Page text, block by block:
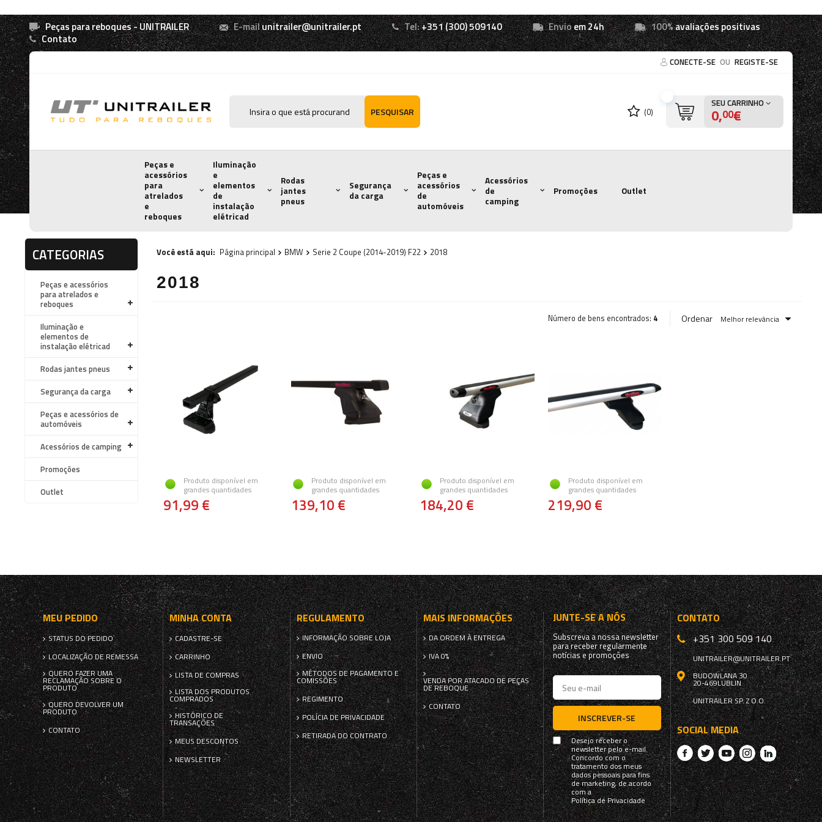
Peças para reboques - UNITRAILER E-mailunitrailer@unitrailer.pt Tel:+351 (300) 509140 Envioem 24h 100%avaliações positivas
Contato
CONECTE-SE OU REGISTE-SE
PESQUISAR (0)
SEU CARRINHO
0,00€
Peças e
acessórios
para
atrelados
e
reboques
Iluminação
e
elementos
de
instalação
elétricad
Rodas
jantes
pneus
Segurança
da carga
Peças e
acessórios
de
automóveis
Acessórios
de
camping
Promoções Outlet
CATEGORIAS
Peças e acessórios
para atrelados e
reboques
Iluminação e
elementos de
instalação elétricad
Rodas jantes pneus
Segurança da carga
Peças e acessórios de
automóveis
Acessórios de camping
Promoções
Outlet
Você está aqui: Página principal BMW Serie 2 Coupe (2014-2019) F22 2018
2018
Número de bens encontrados: 4 Ordenar Melhor relevância
Produto disponível em
grandes quantidades
91,99 €
Produto disponível em
grandes quantidades
139,10 €
Produto disponível em
grandes quantidades
184,20 €
Produto disponível em
grandes quantidades
219,90 €
MEU PEDIDO
STATUS DO PEDIDO
LOCALIZAÇÃO DE REMESSA
QUERO FAZER UMA
RECLAMAÇÃO SOBRE O
PRODUTO
QUERO DEVOLVER UM
PRODUTO
CONTATO
MINHA CONTA
CADASTRE-SE
CARRINHO
LISTA DE COMPRAS
LISTA DOS PRODUTOS
COMPRADOS
HISTÓRICO DE
TRANSAÇÕES
MEUS DESCONTOS
NEWSLETTER
REGULAMENTO
INFORMAÇÃO SOBRE LOJA
ENVIO
MÉTODOS DE PAGAMENTO E
COMISSÕES
REGIMENTO
POLÍCIA DE PRIVACIDADE
RETIRADA DO CONTRATO
MAIS INFORMAÇÕES
DA ORDEM À ENTREGA
IVA 0%
VENDA POR ATACADO DE PEÇAS
DE REBOQUE
CONTATO
JUNTE-SE A NÓS
Subscreva a nossa newsletter
para receber regularmente
notícias e promoções
INSCREVER-SE
Desejo receber o
newsletter pelo e-mail.
Concordo com o
tratamento dos meus
dados pessoais para fins
de marketing, de acordo
com a
Política de Privacidade
CONTATO
+351 300 509 140
UNITRAILER@UNITRAILER.PT
BUDOWLANA 30
20-469LUBLIN
UNITRAILER SP. Z O.O.
SOCIAL MEDIA